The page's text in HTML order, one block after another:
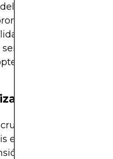
PIB, los datos de
el
impulsan la
de contracción
por acciones más
del
al operar con
económica y
posterior puede